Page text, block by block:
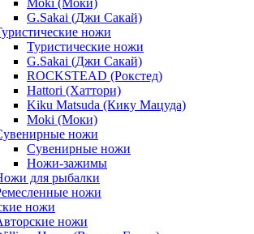
G.Sakai (Джи Сакай)
ножи
Туристические ножи
G.Sakai (Джи Сакай)
ROCKSTEAD (Рокстед)
Hattori (Хаттори)
Kiku Matsuda (Кику Мацуда)
Moki (Моки)
ножи
Сувенирные ножи
Ножи-зажимы
для рыбалки
ножи
ножи
ножи